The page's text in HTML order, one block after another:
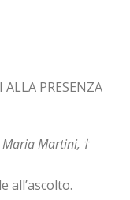
PRESENZA
Maria Martini, †
all’ascolto.